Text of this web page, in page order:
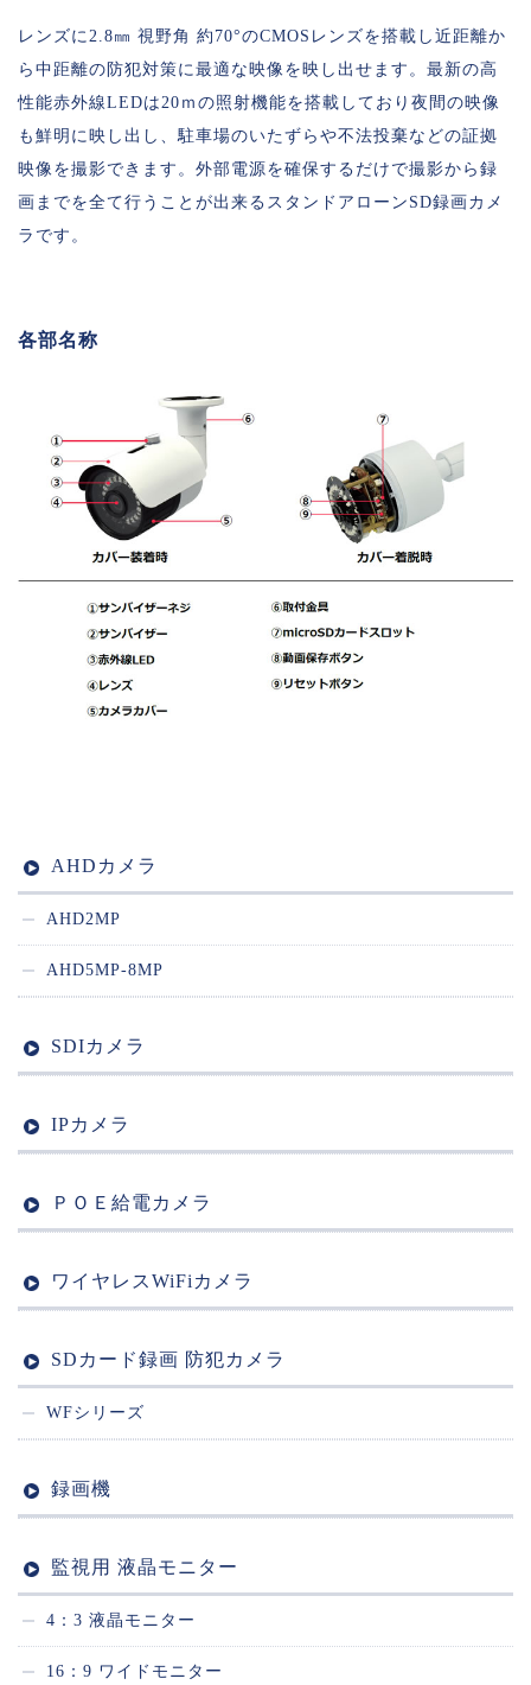
レンズに2.8㎜ 視野角 約70°のCMOSレンズを搭載し近距離か
ら中距離の防犯対策に最適な映像を映し出せます。最新の高
性能赤外線LEDは20ｍの照射機能を搭載しており夜間の映像
も鮮明に映し出し、駐車場のいたずらや不法投棄などの証拠
映像を撮影できます。外部電源を確保するだけで撮影から録
画までを全て行うことが出来るスタンドアローンSD録画カメ
ラです。
各部名称
AHDカメラ
AHD2MP
AHD5MP-8MP
SDIカメラ
IPカメラ
ＰＯＥ給電カメラ
ワイヤレスWiFiカメラ
SDカード録画 防犯カメラ
WFシリーズ
録画機
監視用 液晶モニター
4：3 液晶モニター
16：9 ワイドモニター